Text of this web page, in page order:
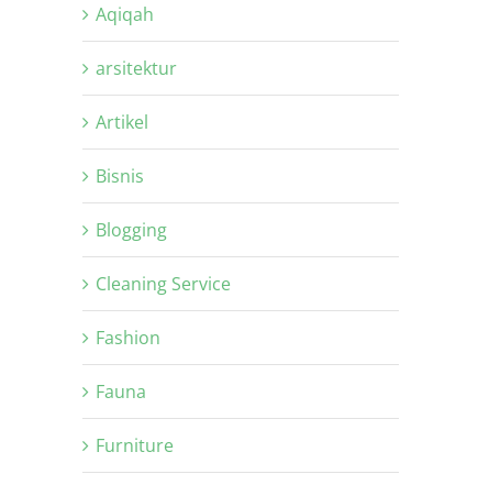
Aqiqah
arsitektur
Artikel
Bisnis
Blogging
Cleaning Service
Fashion
Fauna
Furniture